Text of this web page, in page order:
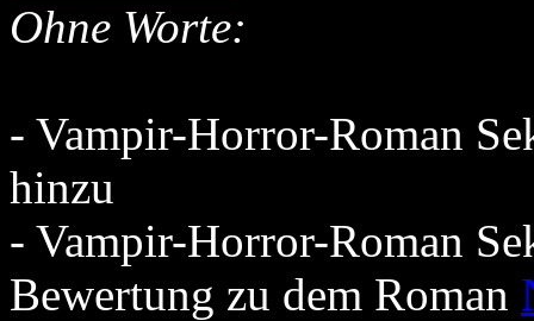
Ohne Worte:
- Vampir-Horror-Roman
hinzu
- Vampir-Horror-Roman
Bewertung zu dem Roman